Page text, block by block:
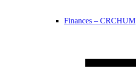
Finances – CRCHUM